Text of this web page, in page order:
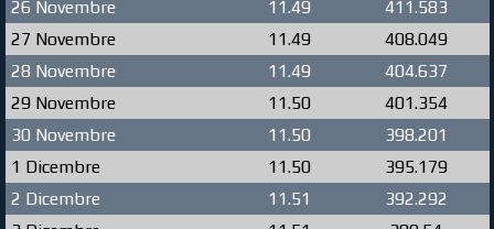
26 Novembre
11.49
411.583
27 Novembre
11.49
408.049
28 Novembre
11.49
404.637
29 Novembre
11.50
401.354
30 Novembre
11.50
398.201
1 Dicembre
11.50
395.179
2 Dicembre
11.51
392.292